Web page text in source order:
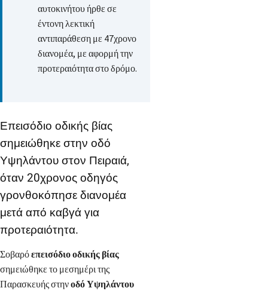
αυτοκινήτου ήρθε σε
έντονη λεκτική
αντιπαράθεση με 47χρονο
διανομέα, με αφορμή την
προτεραιότητα στο δρόμο.
Επεισόδιο οδικής βίας
σημειώθηκε στην οδό
Υψηλάντου στον Πειραιά,
όταν 20χρονος οδηγός
γρονθοκόπησε διανομέα
μετά από καβγά για
προτεραιότητα.
Σοβαρόεπεισόδιο οδικής βίας
σημειώθηκε το μεσημέρι της
Παρασκευής στηνοδό Υψηλάντου